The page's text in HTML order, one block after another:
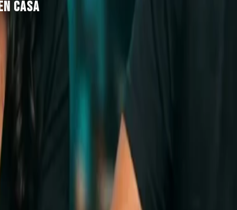
CASA
a base de antojos: dónde comer, dónde comprar
el censo consular —y la cifra real es
tardas dos o tres años en descubrir a
Día de Muertos con altar de verdad y sí hay
vas a entender por qué a tu amigo mexicano se